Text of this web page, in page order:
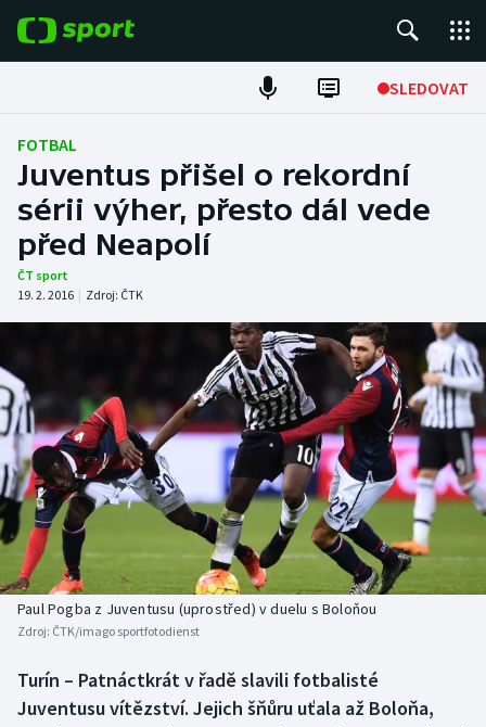
SLEDOVAT
Fotbal
Hokej
Tenis
Atletika
DALŠÍ SPORTY
Americký fotbal
Baseball a softbal
Basketbal
Biatlon
Box
NEPŘEHLÉDNĚTE
Soutěže
Historické návraty
Aplikace ČT sport
FOTBAL
Juventus přišel o rekordní
sérii výher, přesto dál vede
před Neapolí
ČT sport
19. 2. 2016 | Zdroj: ČTK
Paul Pogba z Juventusu (uprostřed) v duelu s Boloňou
Zdroj: ČTK/imago sportfotodienst
Turín – Patnáctkrát v řadě slavili fotbalisté
Juventusu vítězství. Jejich šňůru uťala až Boloňa,